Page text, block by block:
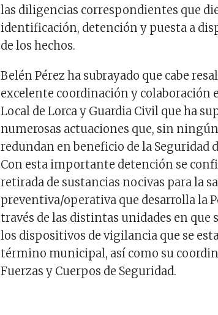
las diligencias correspondientes que
identificación, detención y puesta a
de los hechos.
Belén Pérez ha subrayado que cabe
excelente coordinación y colaboración
Local de Lorca y Guardia Civil que ha
numerosas actuaciones que, sin
redundan en beneficio de la Seguridad
Con esta importante detención se
retirada de sustancias nocivas para la
preventiva/operativa que desarrolla la
través de las distintas unidades en que
los dispositivos de vigilancia que se
término municipal, así como su
Fuerzas y Cuerpos de Seguridad.